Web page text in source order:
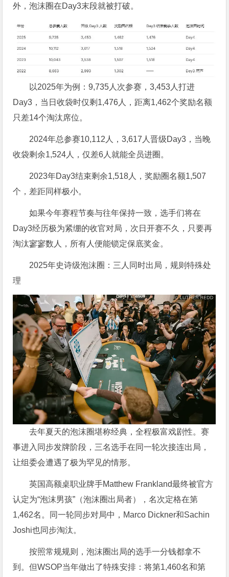
外，泡沫圈在Day3末段就被打破。
以2025年为例：9,735人次参赛，3,453人打进
Day3，当日收袋时仅剩1,476人，距离1,462个奖励名额
只差14个淘汰席位。
2024年总参赛10,112人，3,617人晋级Day3，当晚
收袋剩余1,524人，仅差6人就能全员进圈。
2023年Day3结束剩余1,518人，奖励圈名额1,507
个，差距同样极小。
如果今年赛程节奏与往年保持一致，选手们将在
Day3经历极为紧绷的收官对局，次日开赛不久，只要再
淘汰寥寥数人，所有人便能锁定保底奖金。
2025年史诗级泡沫圈：三人同时出局，规则特殊处
理
去年夏天的泡沫圈堪称经典，全程极富戏剧性。赛
事进入同步发牌阶段，三名选手在同一轮次接连出局，
让组委会遭遇了极为罕见的情形。
英国高额桌职业牌手Matthew Frankland最终被官方
认定为“泡沫男孩”（泡沫圈出局者），名次定格在第
1,462名。同一轮同步对局中，Marco Dickner和Sachin
Joshi也同步淘汰。
按照常规规则，泡沫圈出局的选手一分钱都拿不
到。但WSOP当年做出了特殊安排：将第1,460名和第